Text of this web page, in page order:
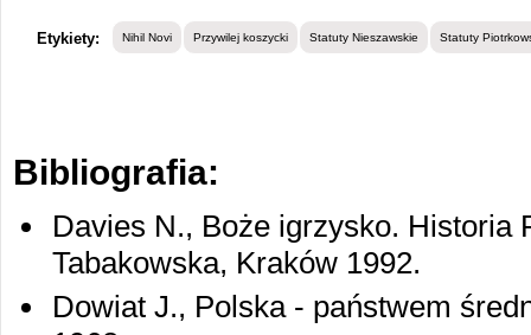
Etykiety: Nihil Novi Przywilej koszycki Statuty Nieszawskie Statuty
Bibliografia:
Davies N., Boże igrzysko. Historia
Tabakowska, Kraków 1992.
Dowiat J., Polska - państwem